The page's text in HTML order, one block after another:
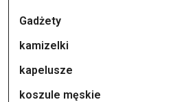
Gadżety
kamizelki
kapelusze
koszule męskie